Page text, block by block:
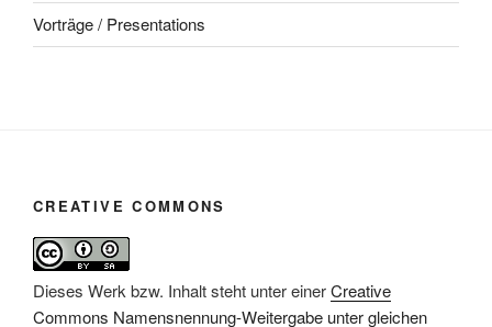
Vorträge / Presentations
CREATIVE COMMONS
Dieses Werk bzw. Inhalt steht unter einerCreative
Commons Namensnennung-Weitergabe unter gleichen